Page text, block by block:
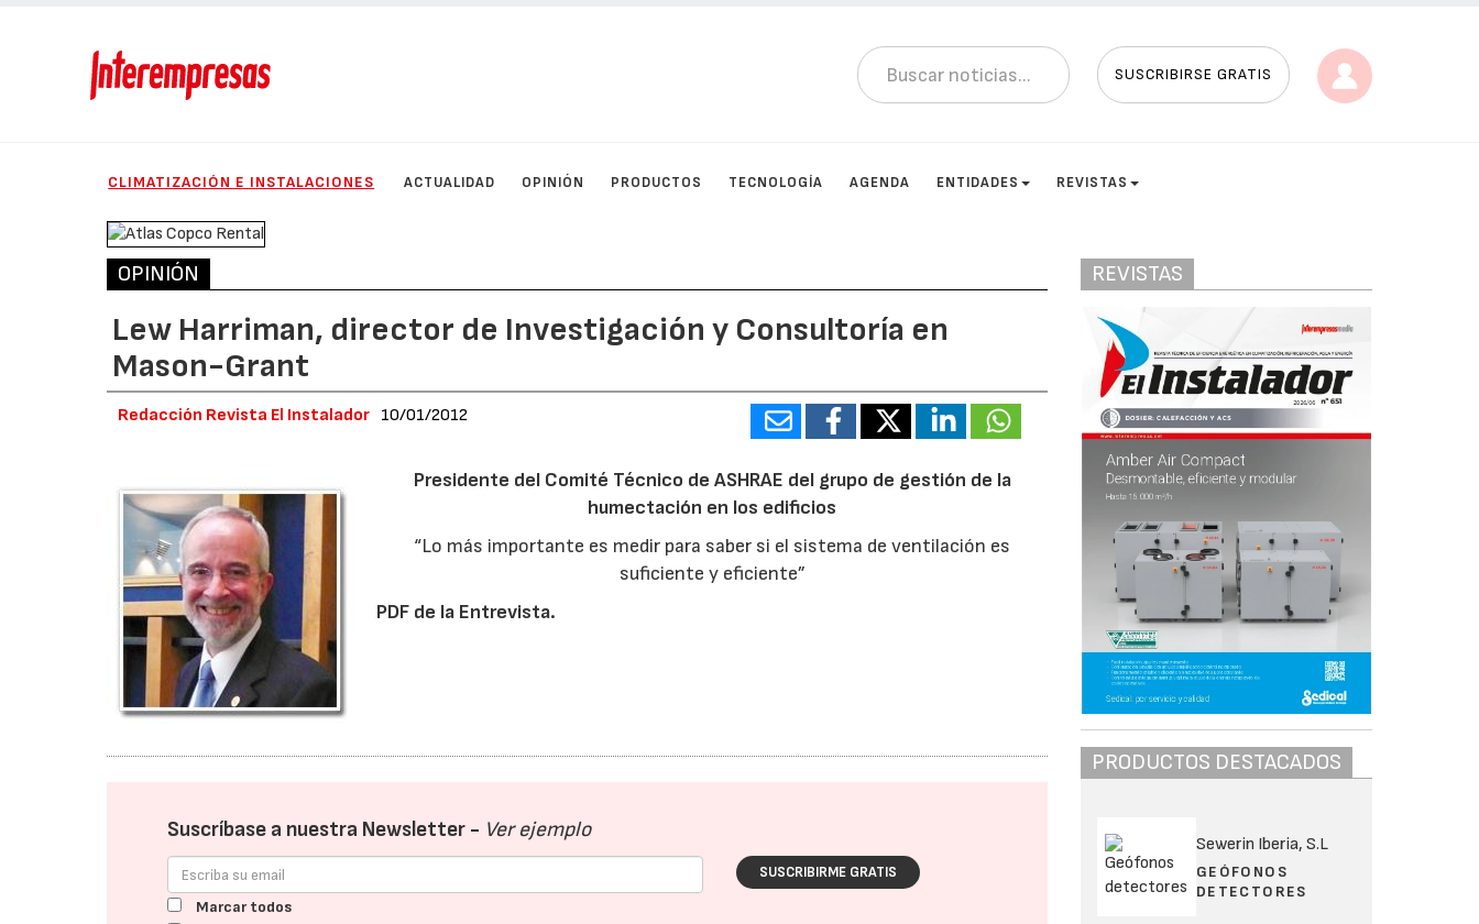
SUSCRIBIRSE GRATIS
CLIMATIZACIÓN E INSTALACIONES ACTUALIDAD OPINIÓN PRODUCTOS TECNOLOGÍA AGENDA ENTIDADES REVISTAS
OPINIÓN
Lew Harriman, director de Investigación y Consultoría en
Mason-Grant
Redacción Revista El Instalador 10/01/2012
Presidente del Comité Técnico de ASHRAE del grupo de gestión de la
humectación en los edificios
“Lo más importante es medir para saber si el sistema de ventilación es
suficiente y eficiente”
PDF de la Entrevista.
Suscríbase a nuestra Newsletter - Ver ejemplo
SUSCRIBIRME GRATIS
Marcar todos
REVISTAS
PRODUCTOS DESTACADOS
Sewerin Iberia, S.L
GEÓFONOS
DETECTORES